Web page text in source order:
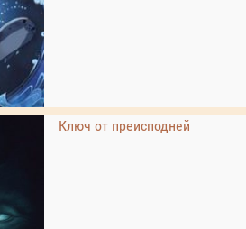
Ключ от преисподней